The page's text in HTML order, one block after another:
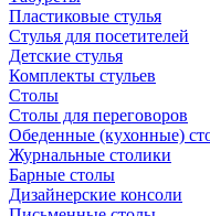
Пластиковые стулья
Стулья для посетителей
Детские стулья
Комплекты стульев
Столы
Столы для переговоров
Обеденные (кухонные)
Журнальные столики
Барные столы
Дизайнерские консоли